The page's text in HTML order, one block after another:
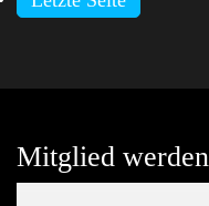
Mitglied werden